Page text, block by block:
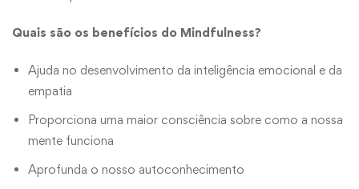
Quais são os benefícios do Mindfulness?
Ajuda no desenvolvimento da inteligência emocional e da
empatia
Proporciona uma maior consciência sobre como a nossa
mente funciona
Aprofunda o nosso autoconhecimento